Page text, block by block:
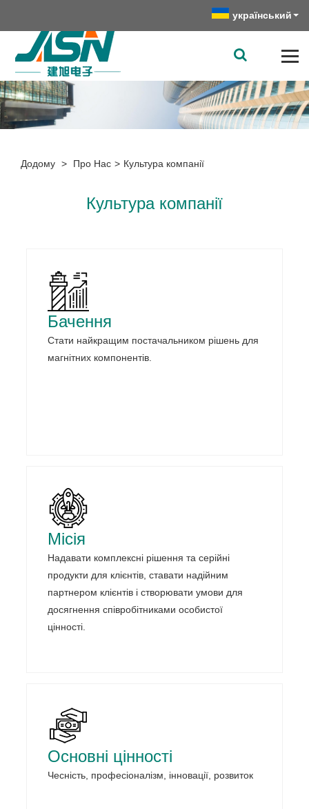
український
Додому > Про Нас > Культура компанії
Культура компанії
Бачення
Стати найкращим постачальником рішень для
магнітних компонентів.
Місія
Надавати комплексні рішення та серійні
продукти для клієнтів, ставати надійним
партнером клієнтів і створювати умови для
досягнення співробітниками особистої
цінності.
Основні цінності
Чесність, професіоналізм, інновації, розвиток